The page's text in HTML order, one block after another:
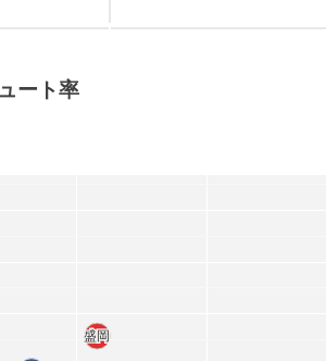
ート率
盛岡
盛岡